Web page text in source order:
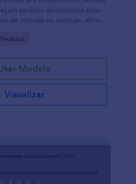
pedidos diretamente pelo
de retirada ou entrega, além
Modelo
Visualizar